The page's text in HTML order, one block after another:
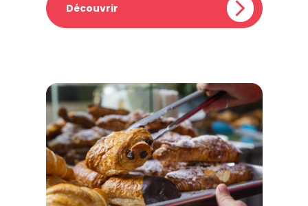
Découvrir